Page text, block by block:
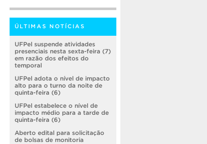
ÚLTIMAS NOTÍCIAS
UFPel suspende atividades
presenciais nesta sexta-feira (7)
em razão dos efeitos do
temporal
UFPel adota o nível de impacto
alto para o turno da noite de
quinta-feira (6)
UFPel estabelece o nível de
impacto médio para a tarde de
quinta-feira (6)
Aberto edital para solicitação
de bolsas de monitoria